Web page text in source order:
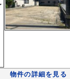
物件の詳細を見る